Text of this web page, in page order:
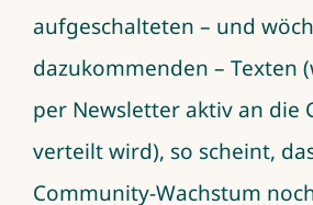
aufgeschalteten – und
dazukommenden – Texten
per Newsletter aktiv an die
verteilt wird), so scheint,
Community-Wachstum